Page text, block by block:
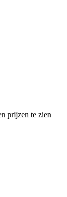
prijzen te zien